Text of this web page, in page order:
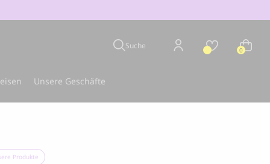
Suche 0
Unsere Geschäfte
Produkte